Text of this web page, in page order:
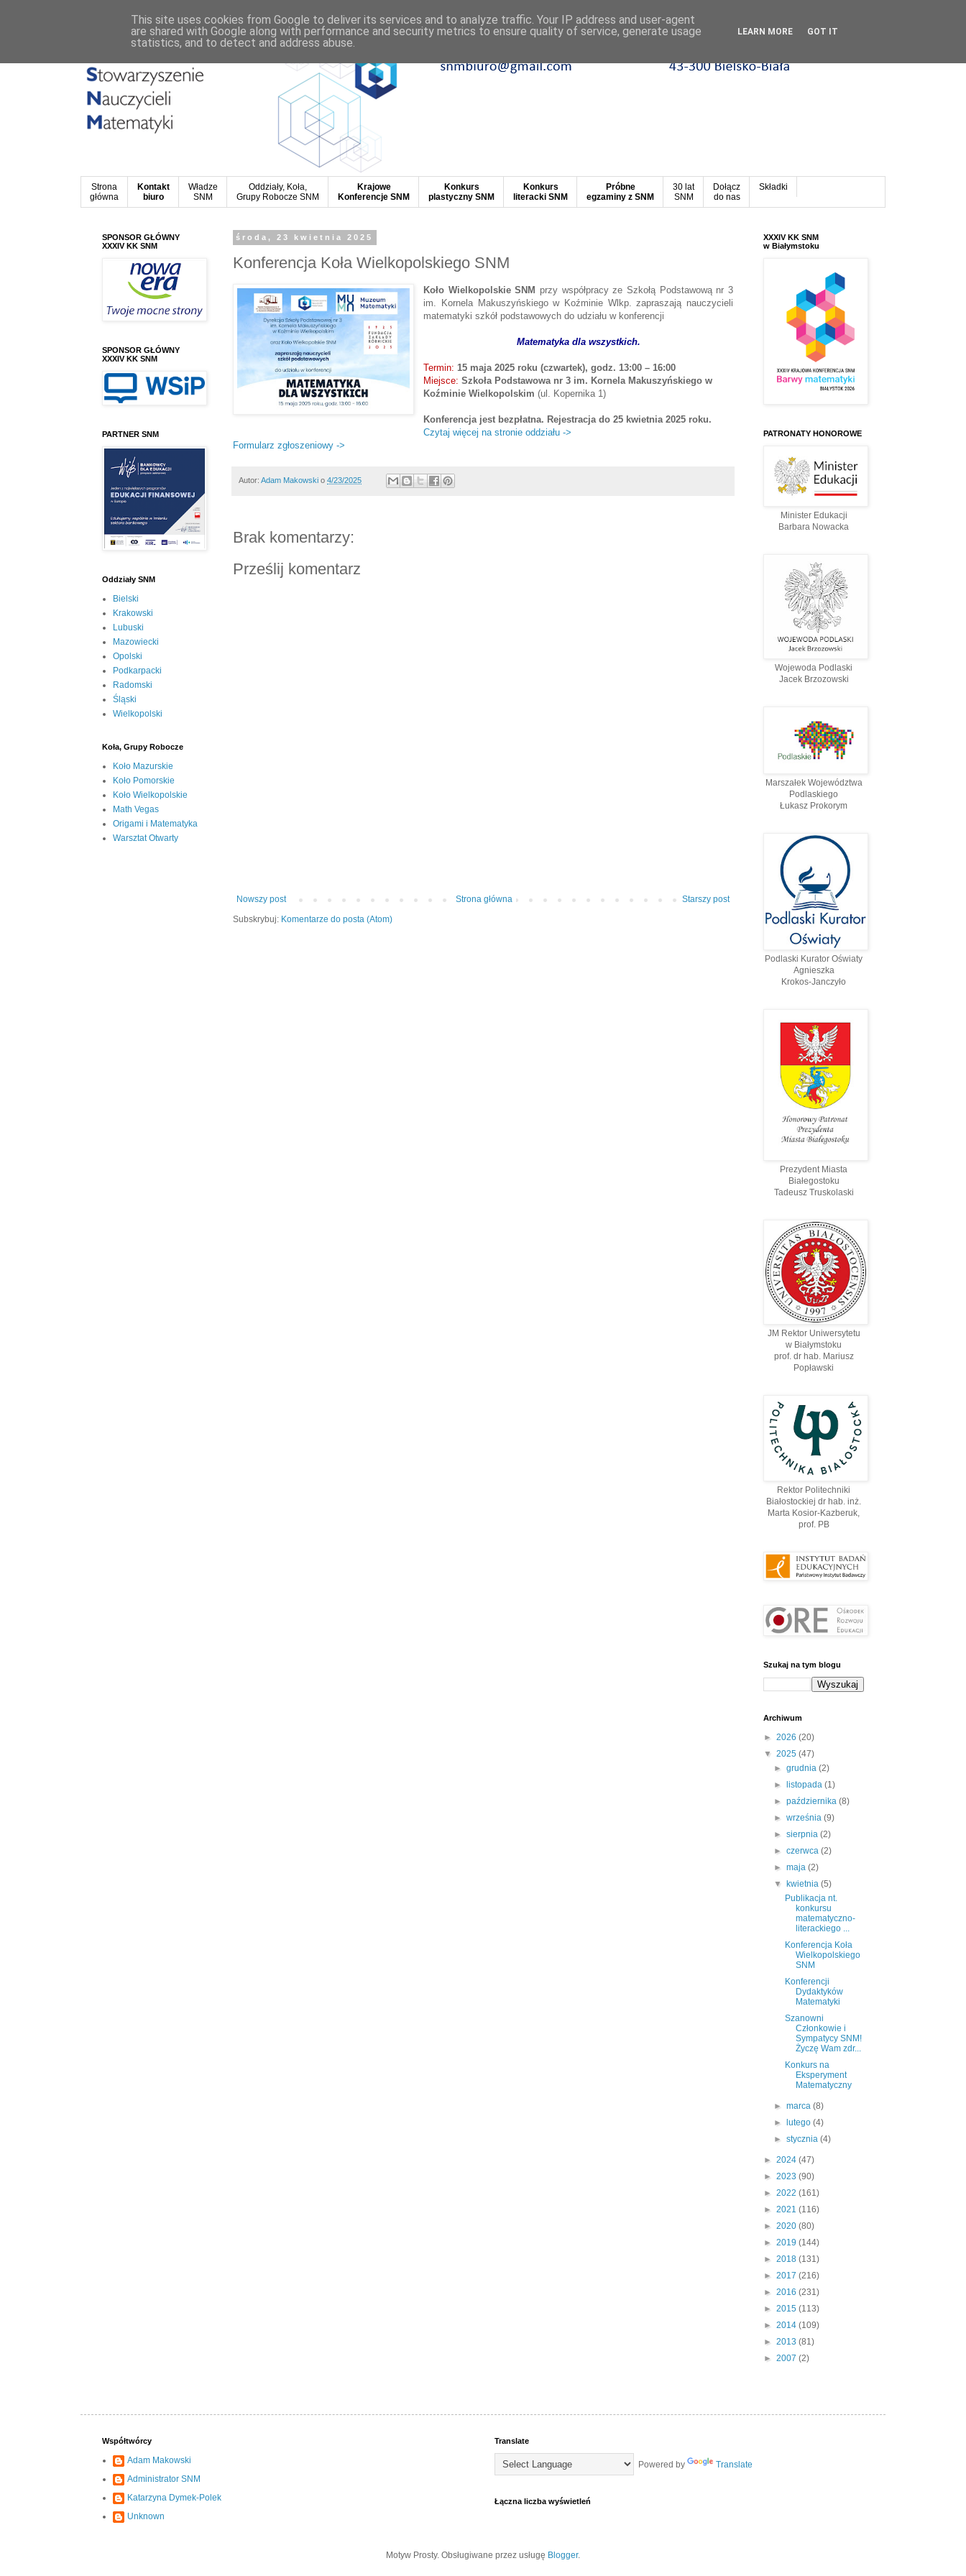
Strona
główna
Kontakt
biuro
Władze
SNM
Oddziały, Koła,
Grupy Robocze SNM
Krajowe
Konferencje SNM
Konkurs
plastyczny SNM
Konkurs
literacki SNM
Próbne
egzaminy z SNM
30 lat
SNM
Dołącz
do nas
Składki
środa, 23 kwietnia 2025
Konferencja Koła Wielkopolskiego SNM
Koło Wielkopolskie SNM przy współpracy ze Szkołą Podstawową nr 3
im. Kornela Makuszyńskiego w Koźminie Wlkp. zapraszają nauczycieli
matematyki szkół podstawowych do udziału w konferencji
Matematyka dla wszystkich.
Termin: 15 maja 2025 roku (czwartek), godz. 13:00 – 16:00
Miejsce: Szkoła Podstawowa nr 3 im. Kornela Makuszyńskiego w
Koźminie Wielkopolskim (ul. Kopernika 1)
Konferencja jest bezpłatna. Rejestracja do 25 kwietnia 2025 roku.
Czytaj więcej na stronie oddziału ->
Formularz zgłoszeniowy ->
Autor: Adam Makowski o 4/23/2025
Brak komentarzy:
Prześlij komentarz
Nowszy post Starszy post
Strona główna
Subskrybuj: Komentarze do posta (Atom)
SPONSOR GŁÓWNY
XXXIV KK SNM
SPONSOR GŁÓWNY
XXXIV KK SNM
PARTNER SNM
Oddziały SNM
Bielski
Krakowski
Lubuski
Mazowiecki
Opolski
Podkarpacki
Radomski
Śląski
Wielkopolski
Koła, Grupy Robocze
Koło Mazurskie
Koło Pomorskie
Koło Wielkopolskie
Math Vegas
Origami i Matematyka
Warsztat Otwarty
XXXIV KK SNM
w Białymstoku
PATRONATY HONOROWE
Minister Edukacji
Barbara Nowacka
Wojewoda Podlaski
Jacek Brzozowski
Marszałek Województwa
Podlaskiego
Łukasz Prokorym
Podlaski Kurator Oświaty
Agnieszka
Krokos-Janczyło
Prezydent Miasta
Białegostoku
Tadeusz Truskolaski
JM Rektor Uniwersytetu
w Białymstoku
prof. dr hab. Mariusz
Popławski
Rektor Politechniki
Białostockiej dr hab. inż.
Marta Kosior-Kazberuk,
prof. PВ
Szukaj na tym blogu
Archiwum
► 2026 (20)
▼ 2025 (47)
►grudnia(2)
►
listopada(1)
►października(8)
►września(9)
►sierpnia(2)
►czerwca(2)
►maja(2)
▼
kwietnia(5)
Publikacja nt.
konkursu
matematyczno-
literackiego ...
Konferencja Koła
Wielkopolskiego
SNM
Konferencji
Dydaktyków
Matematyki
Szanowni
Członkowie i
Sympatycy SNM!
Życzę Wam zdr...
Konkurs na
Eksperyment
Matematyczny
►marca(8)
►
lutego(4)
►stycznia(4)
► 2024 (47)
► 2023 (90)
► 2022 (161)
► 2021 (116)
► 2020 (80)
► 2019 (144)
► 2018 (131)
► 2017 (216)
► 2016 (231)
► 2015 (113)
► 2014 (109)
► 2013 (81)
► 2007 (2)
Współtwórcy
Adam Makowski
Administrator SNM
Katarzyna Dymek-Polek
Unknown
Translate
Powered by Translate
Łączna liczba wyświetleń
Motyw Prosty. Obsługiwane przez usługę Blogger.
This site uses cookies from Google to deliver its services and to analyze traffic. Your IP address and user-agent
are shared with Google along with performance and security metrics to ensure quality of service, generate usage
statistics, and to detect and address abuse.
LEARN MORE GOT IT